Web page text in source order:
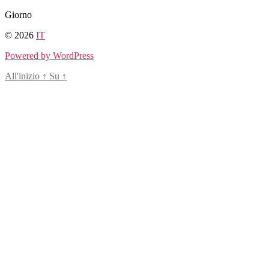
Salta
contenuto
Giorno
© 2026 IT
Powered by WordPress
All'inizio ↑ Su ↑